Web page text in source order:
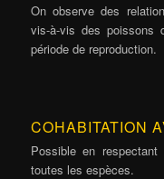
On observe des
vis-à-vis des poissons
période de reproduction.
COHABITATION
Possible en respectant
toutes les espèces.